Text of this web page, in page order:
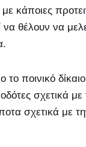
κάποιες
να θέλουν να
ποινικό
σχετικά
σχετικά με